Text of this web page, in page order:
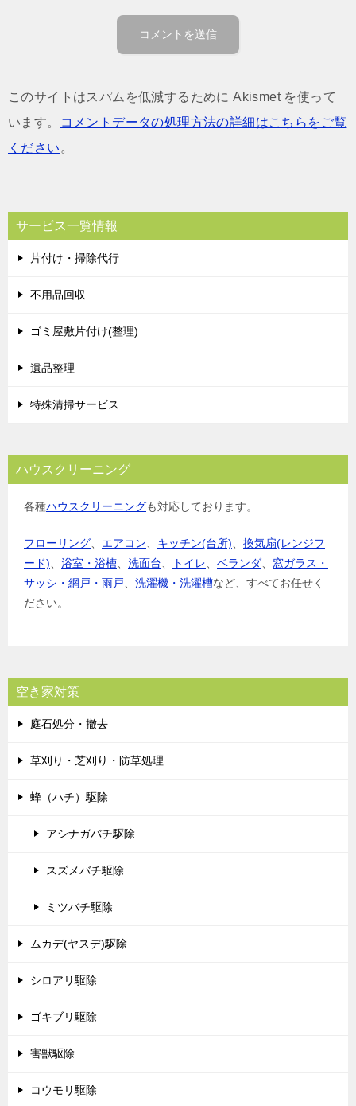
このサイトはスパムを低減するために Akismet を使って
います。
コメントデータの処理方法の詳細はこちらをご覧
ください 。
サービス一覧情報
片付け・掃除代行
不用品回収
ゴミ屋敷片付け(整理)
遺品整理
特殊清掃サービス
ハウスクリーニング
各種ハウスクリーニングも対応しております。
フローリング エアコン キッチン(台所)
換気扇(レンジフ
ード)
浴室・浴槽 洗面台 トイレ ベランダ
窓ガラス・
サッシ・網戸・雨戸
洗濯機・洗濯槽など、すべてお任せく
ださい。
空き家対策
庭石処分・撤去
草刈り・芝刈り・防草処理
蜂（ハチ）駆除
アシナガバチ駆除
スズメバチ駆除
ミツバチ駆除
ムカデ(ヤスデ)駆除
シロアリ駆除
ゴキブリ駆除
害獣駆除
コウモリ駆除